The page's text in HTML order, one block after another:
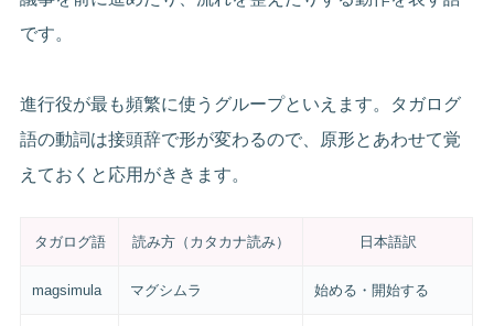
です。
進行役が最も頻繁に使うグループといえます。タガログ
語の動詞は接頭辞で形が変わるので、原形とあわせて覚
えておくと応用がききます。
タガログ語 読み方（カタカナ読み） 日本語訳
magsimula マグシムラ 始める・開始する